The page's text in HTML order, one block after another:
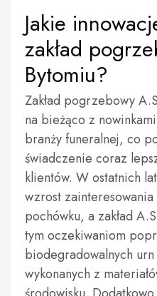
Jakie
zakład
Bytomiu?
Zakład pogrzebowy
na bieżąco z
branży funeralnej, co
świadczenie coraz
klientów. W ostatnich
wzrost
pochówku, a zakład
tym oczekiwaniom
biodegradowalnych
wykonanych z